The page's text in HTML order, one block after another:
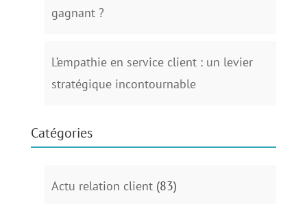
gagnant ?
L’empathie en service client : un levier
stratégique incontournable
Catégories
Actu relation client(83)